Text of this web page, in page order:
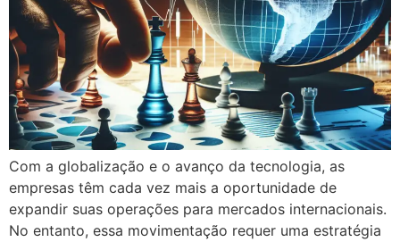
Com a globalização e o avanço da tecnologia, as
empresas têm cada vez mais a oportunidade de
expandir suas operações para mercados internacionais.
No entanto, essa movimentação requer uma estratégia